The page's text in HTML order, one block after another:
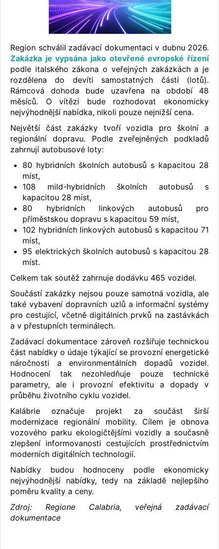
Region schválil zadávací dokumentaci v dubnu 2026.
Zakázka je vypsána jako otevřené evropské řízení
podle italského zákona o veřejných zakázkách a je
rozdělena do devíti samostatných částí (lotů).
Rámcová dohoda bude uzavřena na období 48
měsíců. O vítězi bude rozhodovat ekonomicky
nejvýhodnější nabídka, nikoli pouze nejnižší cena.
Největší část zakázky tvoří vozidla pro školní a
regionální dopravu. Podle zveřejněných podkladů
zahrnují autobusové loty:
80 hybridních školních autobusů s kapacitou 28
míst,
108 mild-hybridních školních autobusů s
kapacitou 28 míst,
80 hybridních linkových autobusů pro
příměstskou dopravu s kapacitou 59 míst,
102 hybridních linkových autobusů s kapacitou 71
míst,
95 elektrických školních autobusů s kapacitou 28
míst.
Celkem tak soutěž zahrnuje dodávku 465 vozidel.
Součástí zakázky nejsou pouze samotná vozidla, ale
také vybavení dopravních uzlů a informační systémy
pro cestující, včetně digitálních prvků na zastávkách
a v přestupních terminálech.
Zadávací dokumentace zároveň rozšiřuje technickou
část nabídky o údaje týkající se provozní energetické
náročnosti a environmentálních dopadů vozidel.
Hodnocení tak nezohledňuje pouze technické
parametry, ale i provozní efektivitu a dopady v
průběhu životního cyklu vozidel.
Kalábrie označuje projekt za součást širší
modernizace regionální mobility. Cílem je obnova
vozového parku ekologičtějšími vozidly a současně
zlepšení informovanosti cestujících prostřednictvím
moderních digitálních technologií.
Nabídky budou hodnoceny podle ekonomicky
nejvýhodnější nabídky, tedy na základě nejlepšího
poměru kvality a ceny.
Zdroj: Regione Calabria, veřejná zadávací
dokumentace